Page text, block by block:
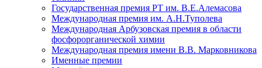
Государственная премия РТ им. В.Е.Алемасова
Международная премия им. А.Н.Туполева
Международная Арбузовская премия в области
фосфорорганической химии
Международная премия имени В.В. Марковникова
Именные премии